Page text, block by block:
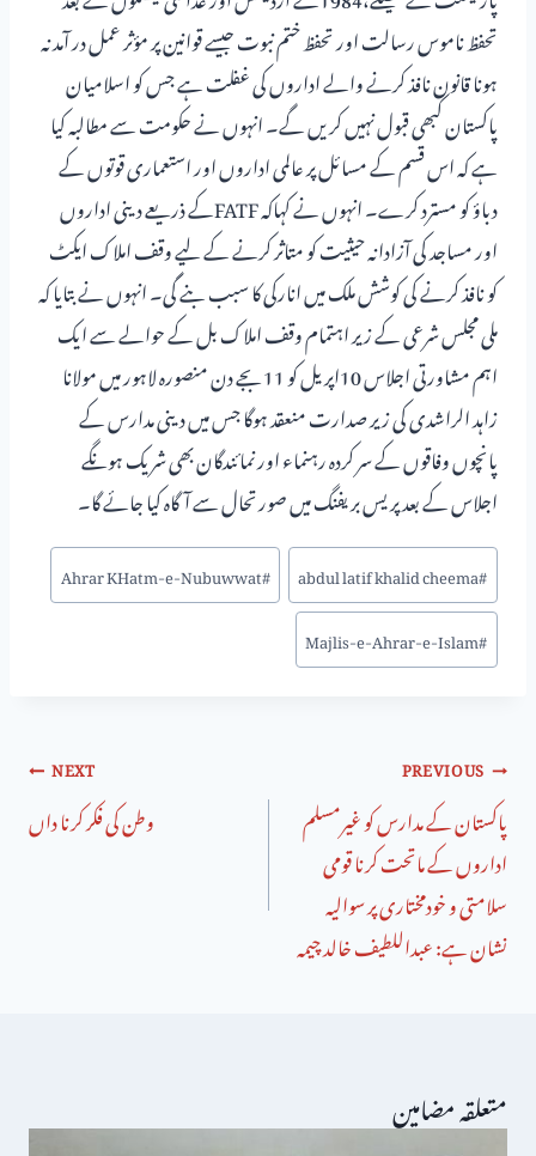
تحفظ ناموس رسالت اور تحفظ ختم نبوت جیسے قوانین پر مؤثر عمل در آمد نہ
ہونا قانون نافذ کرنے والے اداروں کی غفلت ہے جس کو اسلامیان
پاکستان کبھی قبول نہیں کریں گے۔ انہوں نے حکومت سے مطالبہ کیا
ہے کہ اس قسم کے مسائل پر عالمی اداروں اور استعماری قوتوں کے
دباؤ کو مسترد کرے۔ انہوں نے کہاکہ FATFکے ذریعے دینی اداروں
اور مساجد کی آزادانہ حیثیت کو متاثر کرنے کے لیے وقف املاک ایکٹ
کو نافذ کرنے کی کوشش ملک میں انارکی کا سبب بنے گی۔ انہوں نے بتایا کہ
ملی مجلس شرعی کے زیر اہتمام وقف املاک بل کے حوالے سے ایک
اہم مشاورتی اجلاس 10اپریل کو 11بجے دن منصورہ لاہور میں مولانا
زاہد الراشدی کی زیر صدارت منعقد ہوگا جس میں دینی مدارس کے
پانچوں وفاقوں کے سر کردہ رہنماء اور نمائندگان بھی شریک ہونگے
اجلاس کے بعد پریس بریفنگ میں صورتحال سے آگاہ کیا جائے گا۔
#
abdul latif khalid cheema
#
Ahrar KHatm-e-Nubuwwat
#
Majlis-e-Ahrar-e-Islam
PREVIOUS
پاکستان کے مدارس کو غیرمسلم
اداروں کے ماتحت کرنا قومی
سلامتی و خودمختاری پر سوالیہ
نشان ہے: عبداللطیف خالد چیمہ
NEXT
وطن کی فکر کرنا داں
متعلقہ مضامین